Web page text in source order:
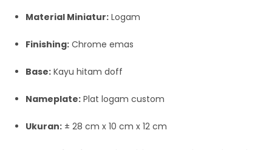
Material Miniatur: Logam
Finishing: Chrome emas
Base: Kayu hitam doff
Nameplate: Plat logam custom
Ukuran: ± 28 cm x 10 cm x 12 cm